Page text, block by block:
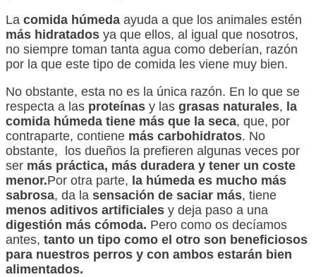
La comida húmeda ayuda a que los animales estén
más hidratados ya que ellos, al igual que nosotros,
no siempre toman tanta agua como deberían, razón
por la que este tipo de comida les viene muy bien.
No obstante, esta no es la única razón. En lo que se
respecta a las proteínas y las grasas naturales, la
comida húmeda tiene más que la seca, que, por
contraparte, contiene más carbohidratos. No
obstante, los dueños la prefieren algunas veces por
ser más práctica, más duradera y tener un coste
menor.Por otra parte, la húmeda es mucho más
sabrosa, da la sensación de saciar más, tiene
menos aditivos artificiales y deja paso a una
digestión más cómoda. Pero como os decíamos
antes, tanto un tipo como el otro son beneficiosos
para nuestros perros y con ambos estarán bien
alimentados.